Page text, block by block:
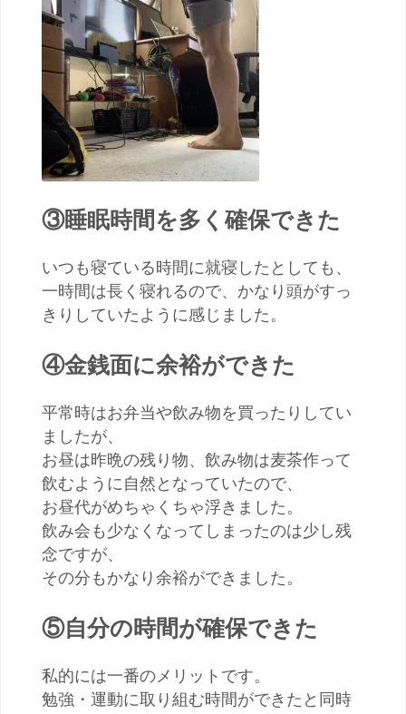
③睡眠時間を多く確保できた
いつも寝ている時間に就寝したとしても、
一時間は長く寝れるので、かなり頭がすっ
きりしていたように感じました。
④金銭面に余裕ができた
平常時はお弁当や飲み物を買ったりしてい
ましたが、
お昼は昨晩の残り物、飲み物は麦茶作って
飲むように自然となっていたので、
お昼代がめちゃくちゃ浮きました。
飲み会も少なくなってしまったのは少し残
念ですが、
その分もかなり余裕ができました。
⑤自分の時間が確保できた
私的には一番のメリットです。
勉強・運動に取り組む時間ができたと同時